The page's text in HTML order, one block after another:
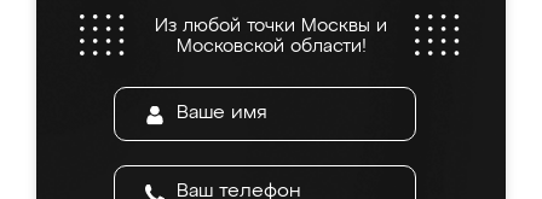
Из любой точки Москвы и
Московской области!